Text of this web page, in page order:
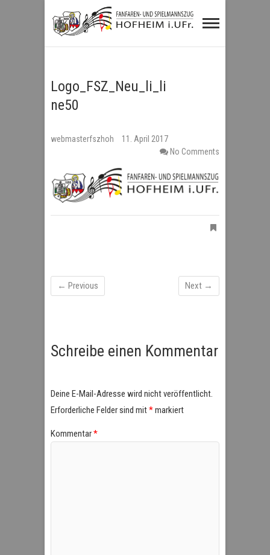
Fanfaren- und
Spielmannszug
Logo_FSZ_Neu_li_li
ne50
webmasterfszhoh
11. April 2017
No Comments
← Previous Next →
Schreibe einen Kommentar
Deine E-Mail-Adresse wird nicht veröffentlicht.
Erforderliche Felder sind mit*markiert
Kommentar*